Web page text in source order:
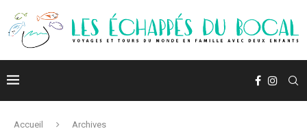
Accueil Archives